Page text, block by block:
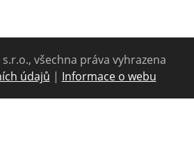
s.r.o., všechna práva vyhrazena
údajů | Informace o webu